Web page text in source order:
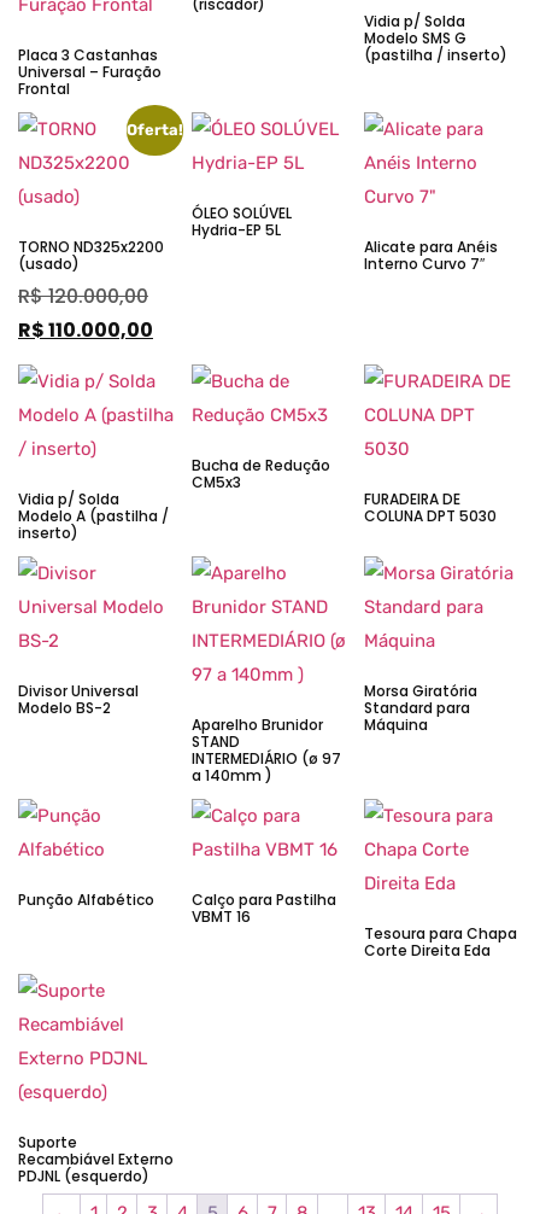
Placa 3 Castanhas
Universal – Furação
Frontal
(riscador)
Vidia p/ Solda
Modelo SMS G
(pastilha / inserto)
Oferta!
TORNO ND325x2200
(usado)
R$120.000,00
R$110.000,00
ÓLEO SOLÚVEL
Hydria-EP 5L
Alicate para Anéis
Interno Curvo 7″
Vidia p/ Solda
Modelo A (pastilha /
inserto)
Bucha de Redução
CM5x3
FURADEIRA DE
COLUNA DPT 5030
Divisor Universal
Modelo BS-2
Aparelho Brunidor
STAND
INTERMEDIÁRIO (ø 97
a 140mm )
Morsa Giratória
Standard para
Máquina
Punção Alfabético
Calço para Pastilha
VBMT 16
Tesoura para Chapa
Corte Direita Eda
Suporte
Recambiável Externo
PDJNL (esquerdo)